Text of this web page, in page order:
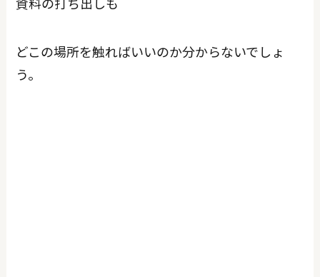
どこの場所を触ればいいのか分からないでしょ
う。